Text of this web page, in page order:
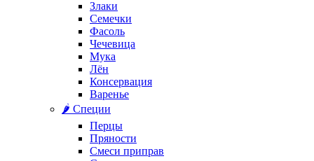
Злаки
Семечки
Фасоль
Чечевица
Мука
Лён
Консервация
Варенье
🌶️ Специи
Перцы
Пряности
Смеси приправ